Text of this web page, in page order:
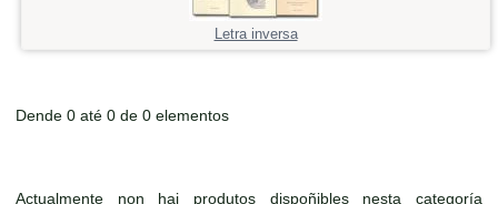
Letra inversa
Dende 0 até 0 de 0 elementos
Actualmente non hai produtos dispoñibles nesta categoría